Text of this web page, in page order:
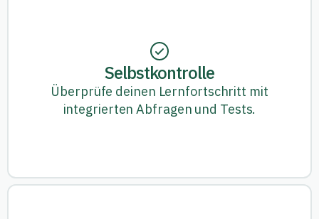
Selbstkontrolle
Überprüfe deinen Lernfortschritt mit
integrierten Abfragen und Tests.